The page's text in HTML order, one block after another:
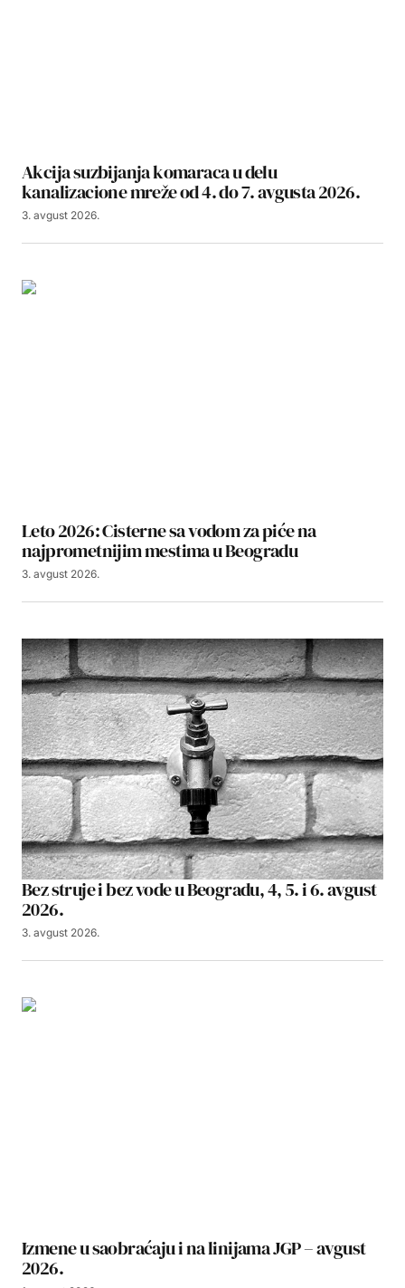
Akcija suzbijanja komaraca u delu
kanalizacione mreže od 4. do 7. avgusta 2026.
3. avgust 2026.
Leto 2026: Cisterne sa vodom za piće na
najprometnijim mestima u Beogradu
3. avgust 2026.
Bez struje i bez vode u Beogradu, 4, 5. i 6. avgust
2026.
3. avgust 2026.
Izmene u saobraćaju i na linijama JGP – avgust
2026.